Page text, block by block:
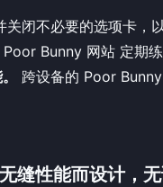
闭不必要的选项卡，
Poor Bunny 网站 定期
跨设备的 Poor
缝性能而设计，